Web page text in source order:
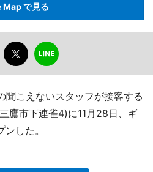
で見る
聞こえないスタッフが接客する
鷹市下連雀4)に11月28日、ギ
した。